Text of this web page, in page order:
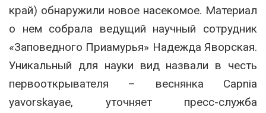
край) обнаружили новое насекомое. Материал
о нем собрала ведущий научный сотрудник
«Заповедного Приамурья» Надежда Яворская.
Уникальный для науки вид назвали в честь
первооткрывателя – веснянка Capnia
yavorskayae, уточняет пресс-служба